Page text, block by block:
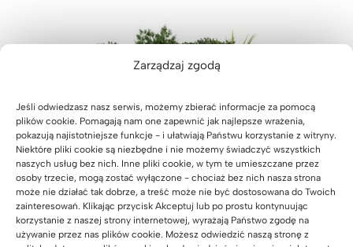
Zarządzaj zgodą
Jeśli odwiedzasz nasz serwis, możemy zbierać informacje za pomocą
plików cookie. Pomagają nam one zapewnić jak najlepsze wrażenia,
pokazują najistotniejsze funkcje - i ułatwiają Państwu korzystanie z witryny.
Niektóre pliki cookie są niezbędne i nie możemy świadczyć wszystkich
naszych usług bez nich. Inne pliki cookie, w tym te umieszczane przez
osoby trzecie, mogą zostać wyłączone - chociaż bez nich nasza strona
może nie działać tak dobrze, a treść może nie być dostosowana do Twoich
zainteresowań. Klikając przycisk Akceptuj lub po prostu kontynuując
korzystanie z naszej strony internetowej, wyrażają Państwo zgodę na
używanie przez nas plików cookie. Możesz odwiedzić naszą stronę z